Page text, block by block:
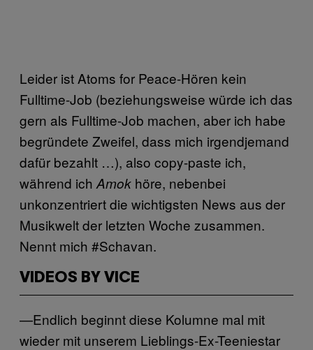
Leider ist Atoms for Peace-Hören kein
Fulltime-Job (beziehungsweise würde ich das
gern als Fulltime-Job machen, aber ich habe
begründete Zweifel, dass mich irgendjemand
dafür bezahlt …), also copy-paste ich,
während ich Amok höre, nebenbei
unkonzentriert die wichtigsten News aus der
Musikwelt der letzten Woche zusammen.
Nennt mich #Schavan.
VIDEOS BY VICE
—Endlich beginnt diese Kolumne mal mit
wieder mit unserem Lieblings-Ex-Teeniestar